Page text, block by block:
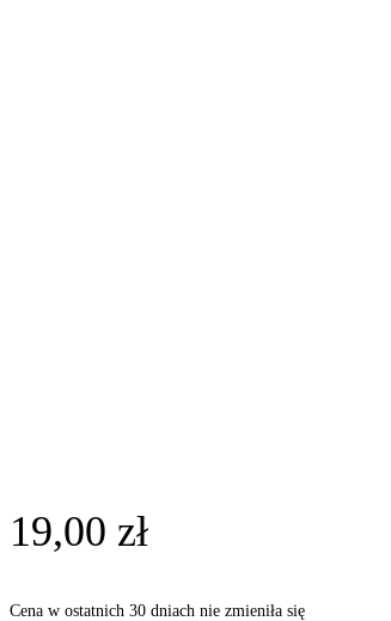
19,00 zł
Cena w ostatnich 30 dniach nie zmieniła się